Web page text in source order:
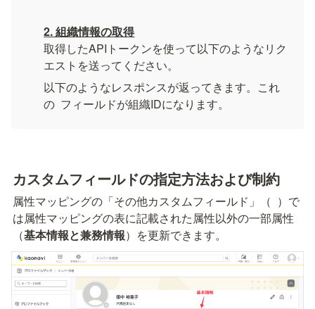
2. 組織情報の取得
取得したAPIトークンを使って以下のようなリク
エストを送ってください。
以下のようなレスポンスが返ってきます。これ
の フィールドが組織IDになります。
カスタムフィールドの指定方法および制約
属性マッピングの「その他カスタムフィールド」（ ）で
は属性マッピングの表に記載された属性以外の一部属性
（基本情報と兼務情報）を更新できます。